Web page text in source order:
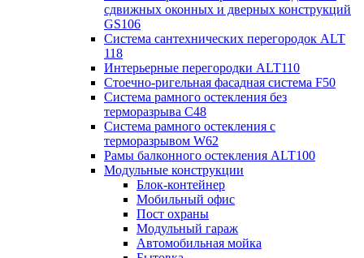
сдвижных оконных и дверных конструкций
GS106
Система сантехнических перегородок ALT
118
Интерьерные перегородки ALT110
Стоечно-ригельная фасадная система F50
Система рамного остекления без
терморазрыва C48
Система рамного остекления с
терморазрывом W62
Рамы балконного остекления ALT100
Модульные конструкции
Блок-контейнер
Мобильный офис
Пост охраны
Модульный гараж
Автомобильная мойка